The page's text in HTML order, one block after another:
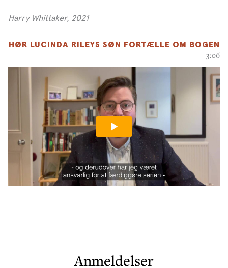
Harry Whittaker, 2021
HØR LUCINDA RILEYS SØN FORTÆLLE OM BOGEN
3:06
Anmeldelser